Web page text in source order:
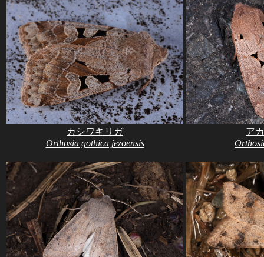
カシワキリガ
Orthosia gothica jezoensis
ア